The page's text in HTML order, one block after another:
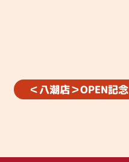
＜八潮店＞OPEN記